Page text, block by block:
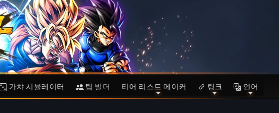
가챠 시뮬레이터 팀 빌더 티어 리스트 메이커 링크 언어